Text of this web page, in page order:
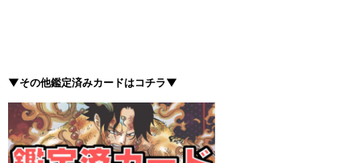
▼その他鑑定済みカードはコチラ▼